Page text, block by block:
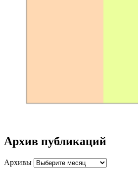
Архив публикаций
Архивы